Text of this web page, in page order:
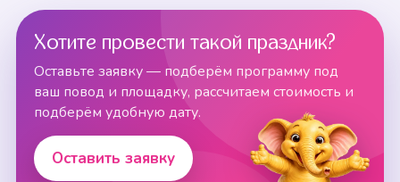
Хотите провести такой праздник?
Оставьте заявку — подберём программу под
ваш повод и площадку, рассчитаем стоимость и
подберём удобную дату.
Оставить заявку